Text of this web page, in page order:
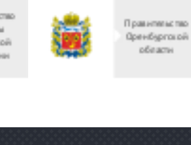
Министерство
культуры
Российской
федерации